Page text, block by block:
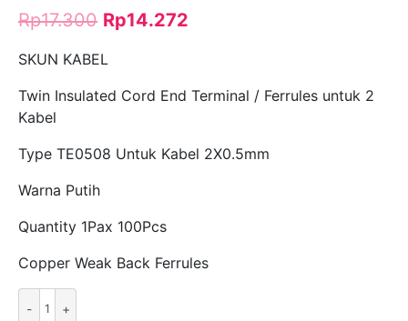
Rp17.300 Rp14.272
SKUN KABEL
Twin Insulated Cord End Terminal / Ferrules untuk 2
Kabel
Type TE0508 Untuk Kabel 2X0.5mm
Warna Putih
Quantity 1Pax 100Pcs
Copper Weak Back Ferrules